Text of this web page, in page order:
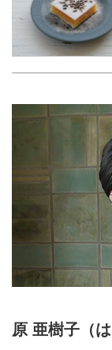
原 亜樹子（